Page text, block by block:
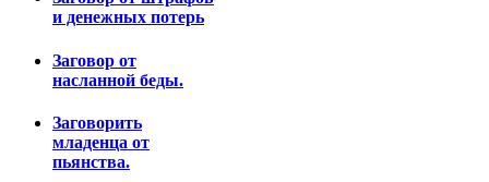
и денежных потерь
Заговор от
насланной беды.
Заговорить
младенца от
пьянства.